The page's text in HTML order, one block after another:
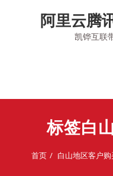
阿里云腾
凯铧互联
标签白
首页 白山地区客户